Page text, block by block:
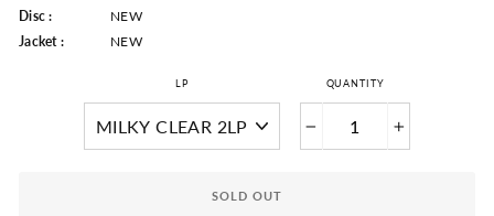
Disc :
NEW
Jacket :
NEW
LP QUANTITY
SOLD OUT